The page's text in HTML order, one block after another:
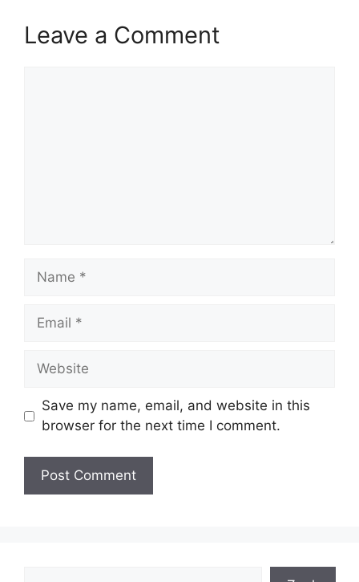
Leave a Comment
Name
Email
Website
Save my name, email, and website in this
browser for the next time I comment.